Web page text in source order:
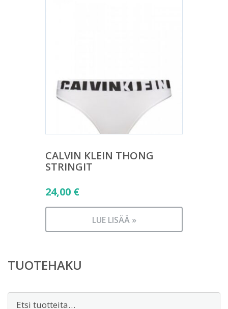
CALVIN KLEIN THONG
STRINGIT
24,00 €
LUE LISÄÄ »
TUOTEHAKU
Etsi: